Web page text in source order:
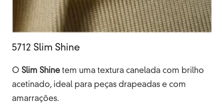
5712 Slim Shine
O Slim Shine tem uma textura canelada com brilho
acetinado, ideal para peças drapeadas e com
amarrações.